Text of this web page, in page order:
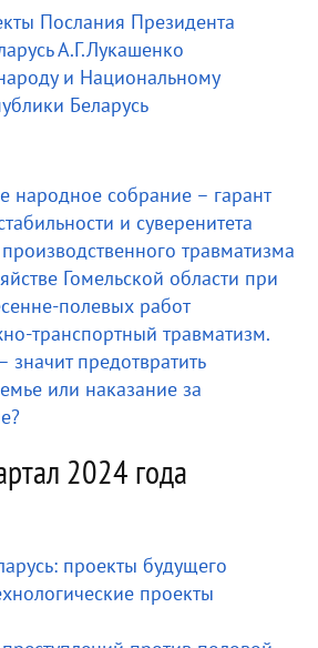
Послания Президента
А.Г.Лукашенко
и Национальному
Беларусь
народное собрание – гарант
и суверенитета
травматизма
Гомельской области при
полевых работ
транспортный травматизм.
значит предотвратить
или наказание за
2024 года
проекты будущего
проекты